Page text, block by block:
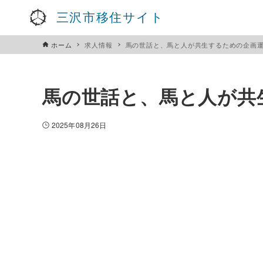
三沢市移住サイト
ホーム 求人情報 馬の世話と、馬と人が共生するための企画
馬の世話と、馬と人が
2025年08月26日